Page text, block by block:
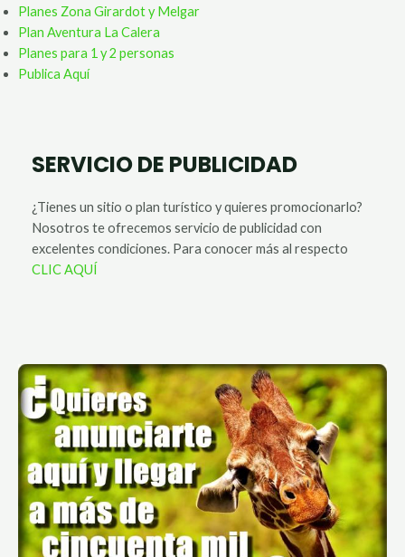
Planes Zona Girardot y Melgar
Plan Aventura La Calera
Planes para 1 y 2 personas
Publica Aquí
SERVICIO DE PUBLICIDAD
¿Tienes un sitio o plan turístico y quieres promocionarlo?
Nosotros te ofrecemos servicio de publicidad con
excelentes condiciones. Para conocer más al respecto
CLIC AQUÍ